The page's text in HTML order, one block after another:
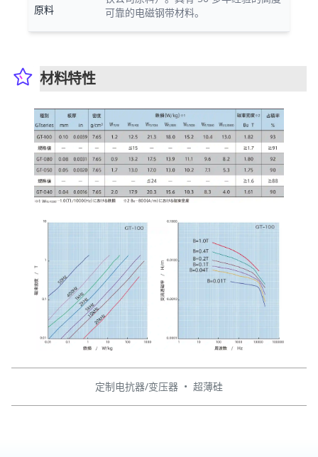
原料
可靠的电磁钢带材料。
材料特性
定制电抗器/变压器 • 超薄硅